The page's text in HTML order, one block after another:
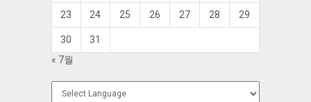
23 24 25 26 27 28 29
30
31
« 7월